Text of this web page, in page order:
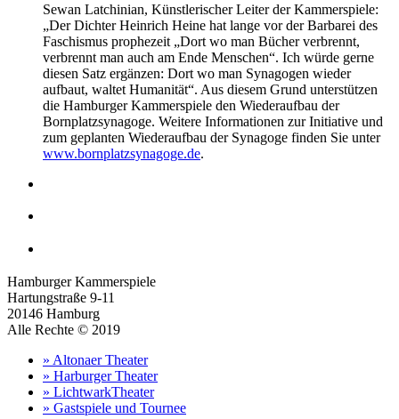
Sewan Latchinian, Künstlerischer Leiter der Kammerspiele:
„Der Dichter Heinrich Heine hat lange vor der Barbarei des
Faschismus prophezeit „Dort wo man Bücher verbrennt,
verbrennt man auch am Ende Menschen“. Ich würde gerne
diesen Satz ergänzen: Dort wo man Synagogen wieder
aufbaut, waltet Humanität“. Aus diesem Grund unterstützen
die Hamburger Kammerspiele den Wiederaufbau der
Bornplatzsynagoge. Weitere Informationen zur Initiative und
zum geplanten Wiederaufbau der Synagoge finden Sie unter
www.bornplatzsynagoge.de.
Hamburger Kammerspiele
Hartungstraße 9-11
20146 Hamburg
Alle Rechte © 2019
» Altonaer Theater
» Harburger Theater
» LichtwarkTheater
» Gastspiele und Tournee